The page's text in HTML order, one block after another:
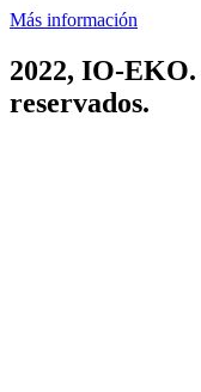
Más información
2022, IO-EKO
reservados.